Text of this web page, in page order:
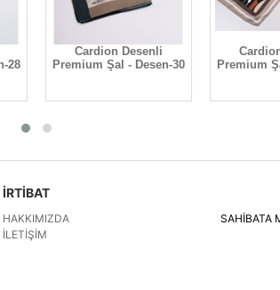
Cardion Desenli
Premium Şal - Desen-30
Cardion Desenli
Premium Şal -
İRTİBAT
HAKKIMIZDA
İLETIŞIM
SAHİBATA